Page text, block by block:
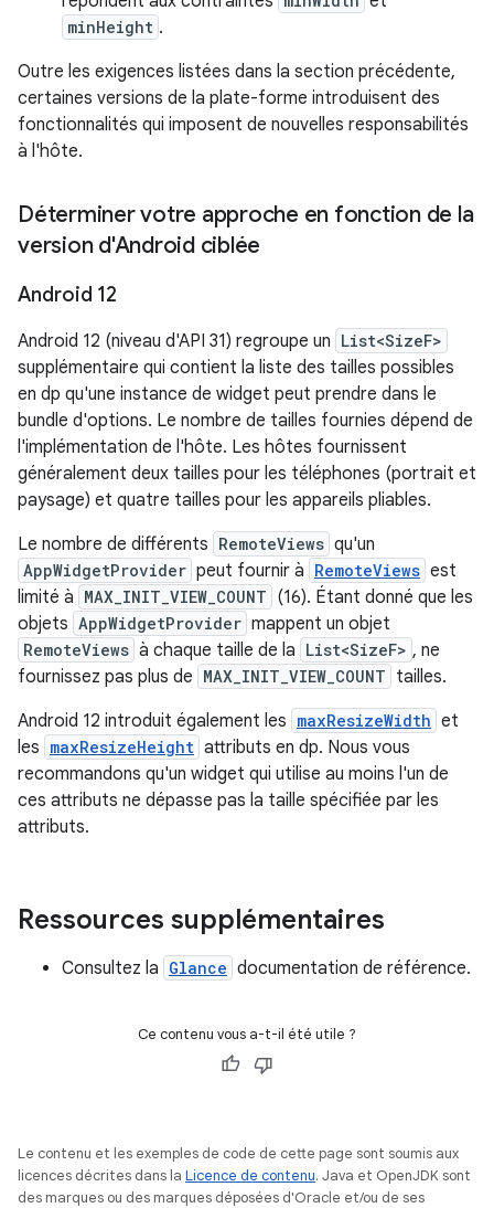
minHeight .
Outre les exigences listées dans la section précédente,
certaines versions de la plate-forme introduisent des
fonctionnalités qui imposent de nouvelles responsabilités
à l'hôte.
Déterminer votre approche en fonction de la
version d'Android ciblée
Android 12
Android 12 (niveau d'API 31) regroupe un List<SizeF>
supplémentaire qui contient la liste des tailles possibles
en dp qu'une instance de widget peut prendre dans le
bundle d'options. Le nombre de tailles fournies dépend de
l'implémentation de l'hôte. Les hôtes fournissent
généralement deux tailles pour les téléphones (portrait et
paysage) et quatre tailles pour les appareils pliables.
Le nombre de différents RemoteViews qu'un
AppWidgetProvider peut fournir à RemoteViews est
limité à MAX_INIT_VIEW_COUNT (16). Étant donné que les
objets AppWidgetProvider mappent un objet
RemoteViews à chaque taille de la List<SizeF> , ne
fournissez pas plus de MAX_INIT_VIEW_COUNT tailles.
Android 12 introduit également les maxResizeWidth et
les maxResizeHeight attributs en dp. Nous vous
recommandons qu'un widget qui utilise au moins l'un de
ces attributs ne dépasse pas la taille spécifiée par les
attributs.
Ressources supplémentaires
Consultez la Glance documentation de référence.
Ce contenu vous a-t-il été utile ?
Le contenu et les exemples de code de cette page sont soumis aux
licences décrites dans la Licence de contenu. Java et OpenJDK sont
des marques ou des marques déposées d'Oracle et/ou de ses